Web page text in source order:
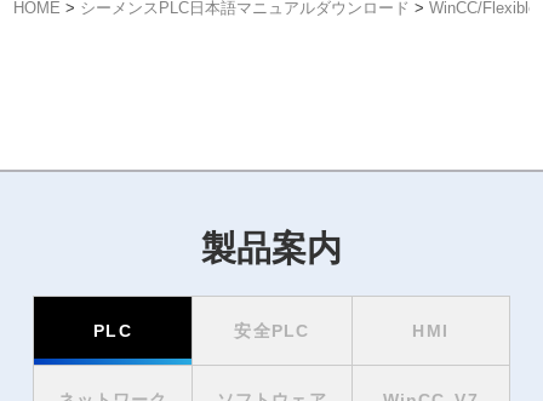
HOME > シーメンスPLC日本語マニュアルダウンロード >WinCC/
製品案内
PLC 安全PLC HMI